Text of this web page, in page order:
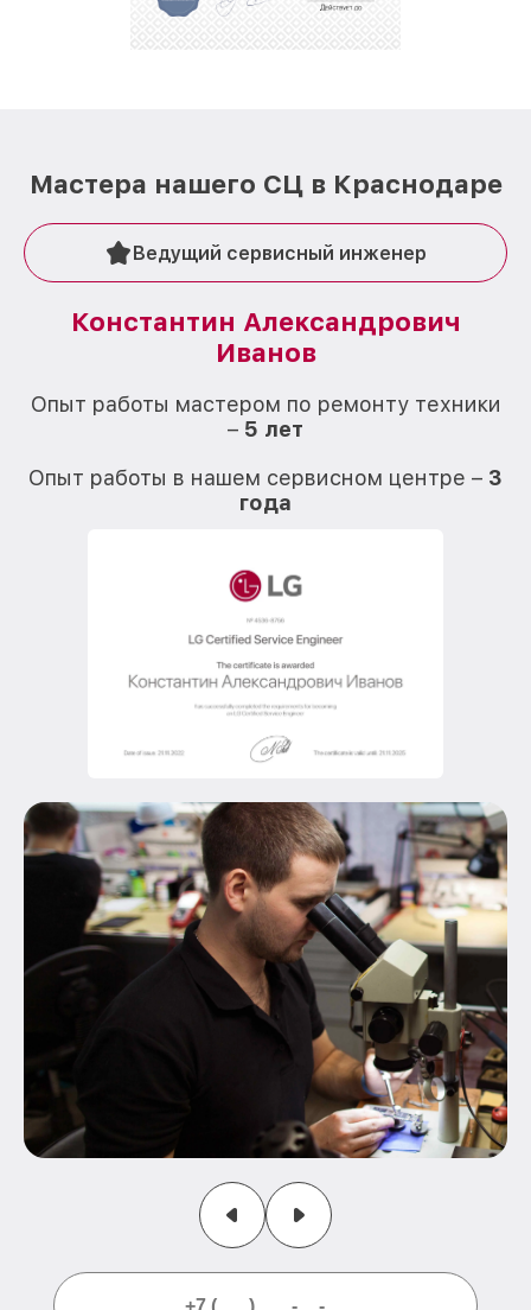
Мастера нашего СЦ в Краснодаре
Ведущий сервисный инженер
Константин Александрович
Иванов
Опыт работы мастером по ремонту техники
– 5 лет
Опыт работы в нашем сервисном центре – 3
года